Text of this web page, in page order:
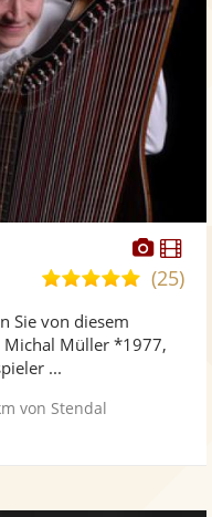
4,9
Sternen
(25)
Sie von diesem
Michal Müller *1977,
...
von Stendal